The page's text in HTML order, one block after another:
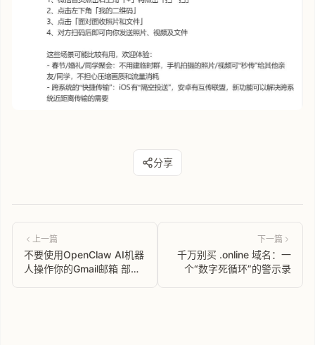
分享
上一篇
不要使用OpenClaw AI机器
人操作你的Gmail邮箱 部分
下一篇
千万别买 .online 域名：一
个“数字死循环”的警示录